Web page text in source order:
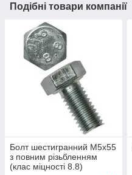
Подібні товари компанії
Болт шестигранний М5х55
з повним різьбленням
(клас міцності 8.8)